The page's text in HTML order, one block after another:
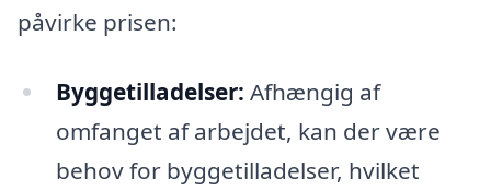
påvirke prisen:
Byggetilladelser: Afhængig af
omfanget af arbejdet, kan der være
behov for byggetilladelser, hvilket